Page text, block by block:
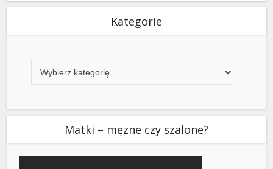
Kategorie
Matki – męzne czy szalone?